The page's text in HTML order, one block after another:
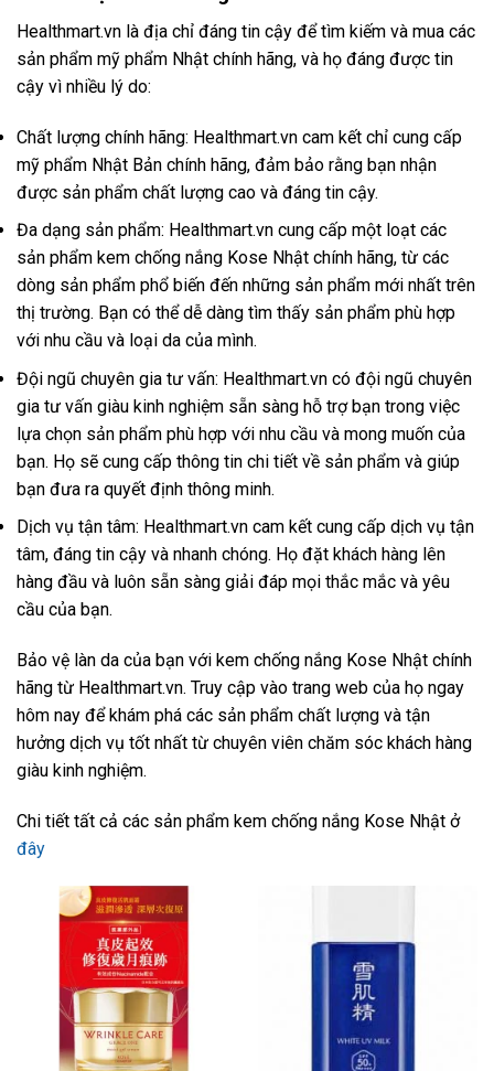
Healthmart.vn là địa chỉ đáng tin cậy để tìm kiếm và mua các
sản phẩm mỹ phẩm Nhật chính hãng, và họ đáng được tin
cậy vì nhiều lý do:
Chất lượng chính hãng: Healthmart.vn cam kết chỉ cung cấp
mỹ phẩm Nhật Bản chính hãng, đảm bảo rằng bạn nhận
được sản phẩm chất lượng cao và đáng tin cậy.
Đa dạng sản phẩm: Healthmart.vn cung cấp một loạt các
sản phẩm kem chống nắng Kose Nhật chính hãng, từ các
dòng sản phẩm phổ biến đến những sản phẩm mới nhất trên
thị trường. Bạn có thể dễ dàng tìm thấy sản phẩm phù hợp
với nhu cầu và loại da của mình.
Đội ngũ chuyên gia tư vấn: Healthmart.vn có đội ngũ chuyên
gia tư vấn giàu kinh nghiệm sẵn sàng hỗ trợ bạn trong việc
lựa chọn sản phẩm phù hợp với nhu cầu và mong muốn của
bạn. Họ sẽ cung cấp thông tin chi tiết về sản phẩm và giúp
bạn đưa ra quyết định thông minh.
Dịch vụ tận tâm: Healthmart.vn cam kết cung cấp dịch vụ tận
tâm, đáng tin cậy và nhanh chóng. Họ đặt khách hàng lên
hàng đầu và luôn sẵn sàng giải đáp mọi thắc mắc và yêu
cầu của bạn.
Bảo vệ làn da của bạn với kem chống nắng Kose Nhật chính
hãng từ Healthmart.vn. Truy cập vào trang web của họ ngay
hôm nay để khám phá các sản phẩm chất lượng và tận
hưởng dịch vụ tốt nhất từ chuyên viên chăm sóc khách hàng
giàu kinh nghiệm.
Chi tiết tất cả các sản phẩm kem chống nắng Kose Nhật ở
đây